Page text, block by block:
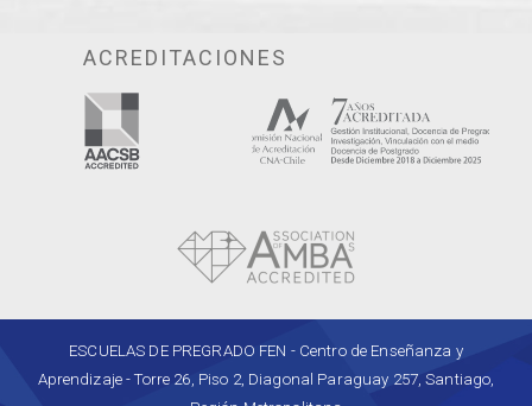
ACREDITACIONES
ESCUELAS DE PREGRADO FEN - Centro de Enseñanza y
Aprendizaje - Torre 26, Piso 2, Diagonal Paraguay 257, Santiago,